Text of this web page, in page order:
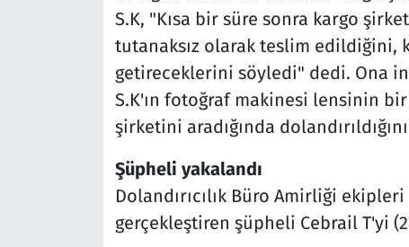
S.K, "Kısa bir süre sonra kargo
tutanaksız olarak teslim edildiğini,
getireceklerini söyledi" dedi. Ona
S.K'ın fotoğraf makinesi lensinin
şirketini aradığında
Şüpheli yakalandı
Dolandırıcılık Büro Amirliği
gerçekleştiren şüpheli Cebrail T'yi